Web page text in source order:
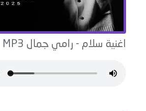
اغنية سلام - رامي جمال